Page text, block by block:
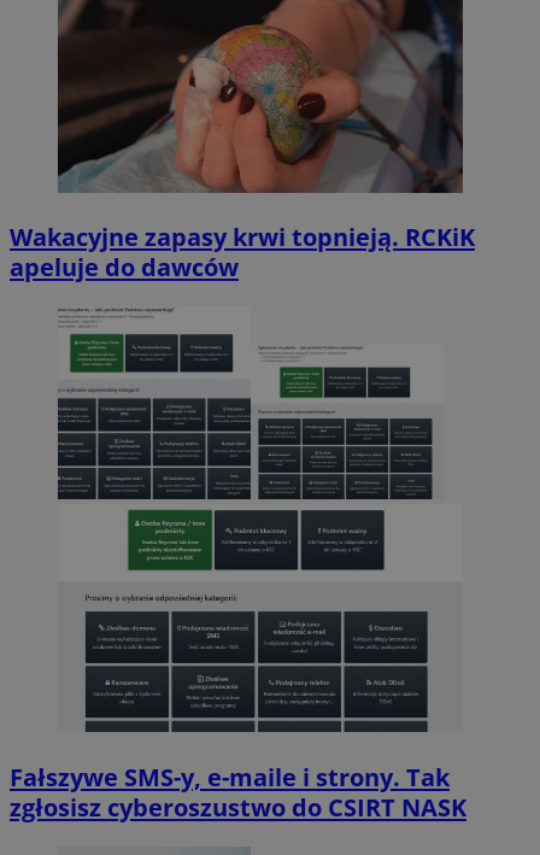
Wakacyjne zapasy krwi topnieją. RCKiK
apeluje do dawców
Fałszywe SMS-y, e-maile i strony. Tak
zgłosisz cyberoszustwo do CSIRT NASK